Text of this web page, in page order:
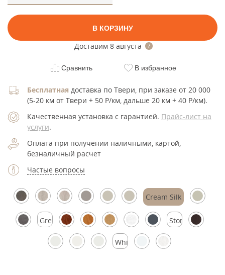
В КОРЗИНУ
Доставим 8 августа
Сравнить В избранное
Бесплатная доставка по Твери, при заказе от 20 000
(5-20 км от Твери + 50 Р/км, дальше 20 км + 40 Р/км).
Качественная установка с гарантией. Прайс-лист на
услуги.
Оплата при получении наличными, картой,
безналичный расчет
Частые вопросы
Cream Silk
Grey
Silk
Stormy
White